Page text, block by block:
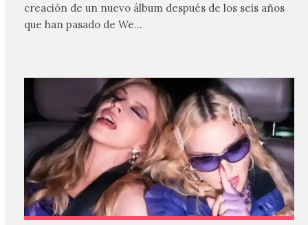
creación de un nuevo álbum después de los seis años
que han pasado de We…